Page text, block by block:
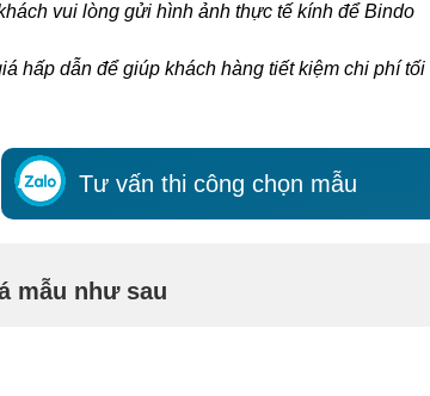
vui lòng gửi hình ảnh thực tế kính để Bindo
hấp dẫn để giúp khách hàng tiết kiệm chi phí tối
Tư vấn thi công chọn mẫu
mẫu như sau